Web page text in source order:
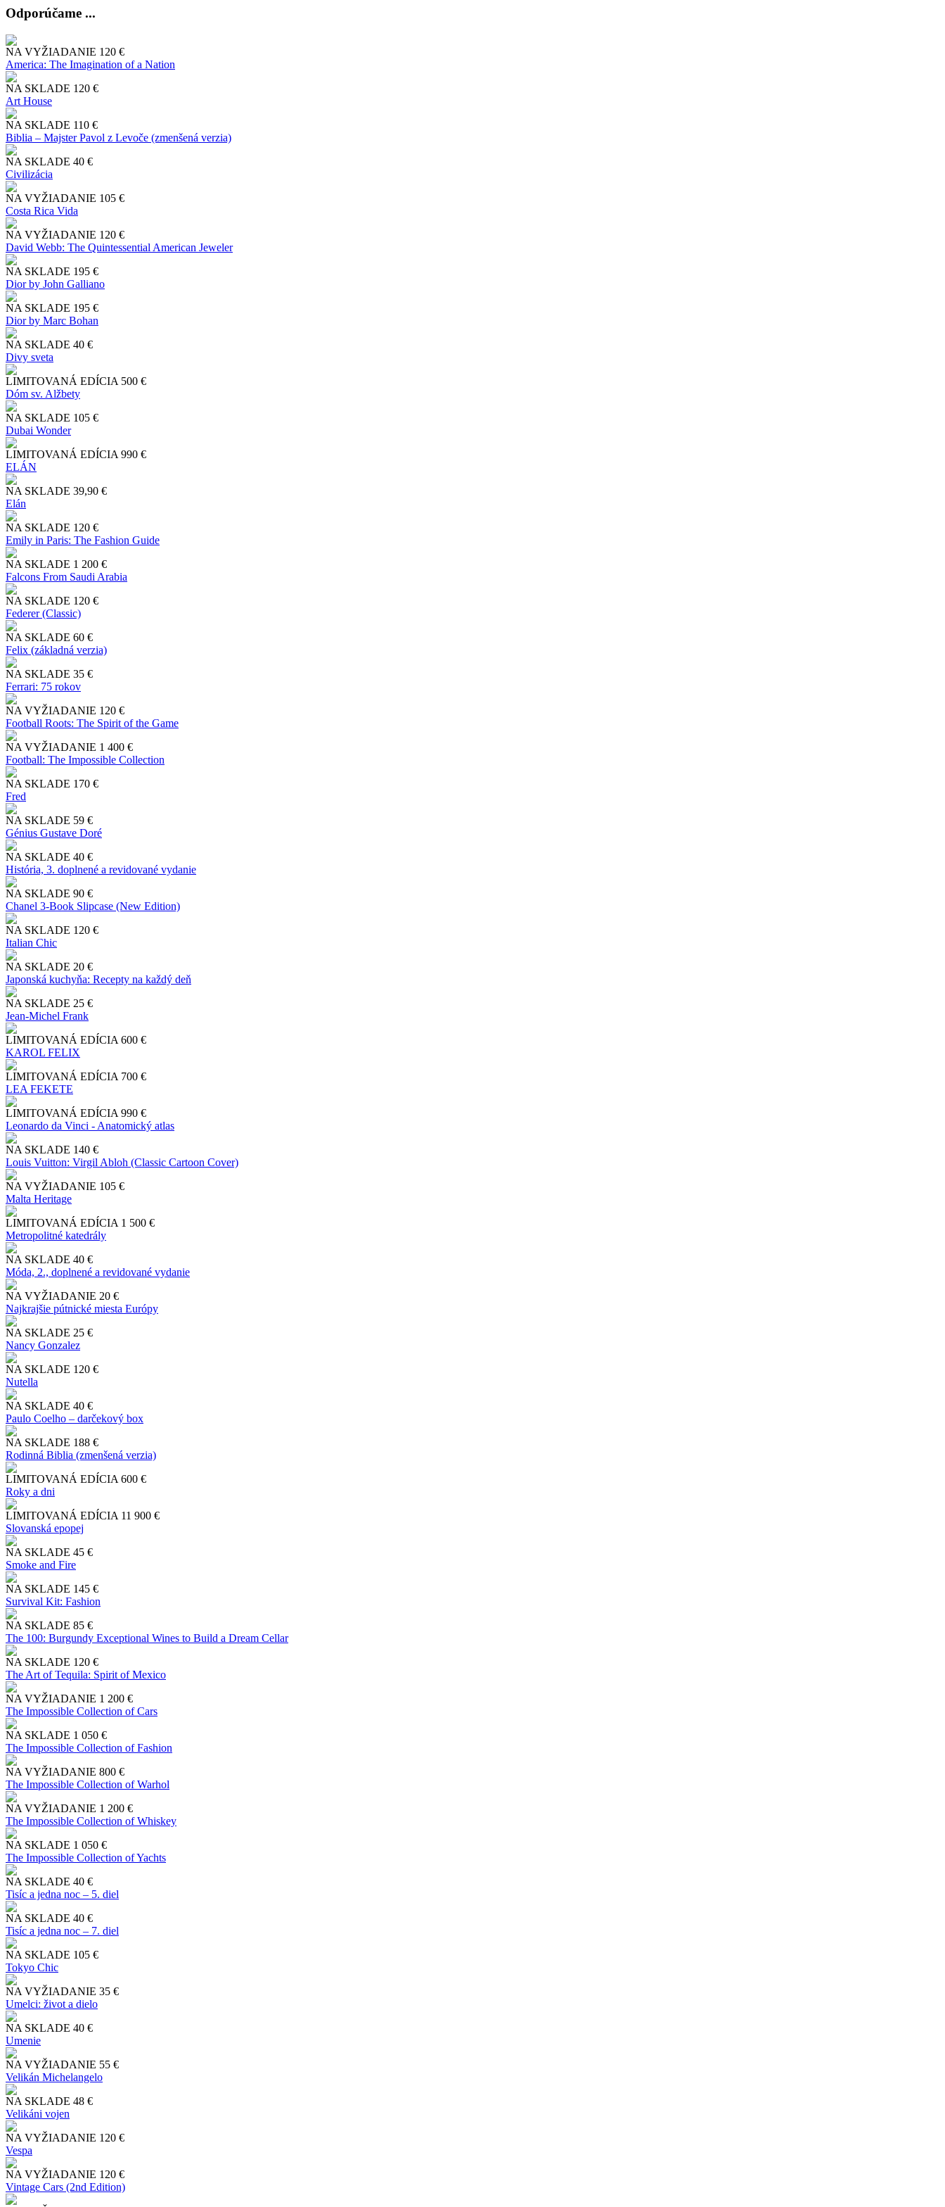
Odporúčame ...
NA VYŽIADANIE 120 €
America: The Imagination of a Nation
NA SKLADE 120 €
Art House
NA SKLADE 110 €
Biblia – Majster Pavol z Levoče (zmenšená verzia)
NA SKLADE 40 €
Civilizácia
NA VYŽIADANIE 105 €
Costa Rica Vida
NA VYŽIADANIE 120 €
David Webb: The Quintessential American Jeweler
NA SKLADE 195 €
Dior by John Galliano
NA SKLADE 195 €
Dior by Marc Bohan
NA SKLADE 40 €
Divy sveta
LIMITOVANÁ EDÍCIA 500 €
Dóm sv. Alžbety
NA SKLADE 105 €
Dubai Wonder
LIMITOVANÁ EDÍCIA 990 €
ELÁN
NA SKLADE 39,90 €
Elán
NA SKLADE 120 €
Emily in Paris: The Fashion Guide
NA SKLADE 1 200 €
Falcons From Saudi Arabia
NA SKLADE 120 €
Federer (Classic)
NA SKLADE 60 €
Felix (základná verzia)
NA SKLADE 35 €
Ferrari: 75 rokov
NA VYŽIADANIE 120 €
Football Roots: The Spirit of the Game
NA VYŽIADANIE 1 400 €
Football: The Impossible Collection
NA SKLADE 170 €
Fred
NA SKLADE 59 €
Génius Gustave Doré
NA SKLADE 40 €
História, 3. doplnené a revidované vydanie
NA SKLADE 90 €
Chanel 3-Book Slipcase (New Edition)
NA SKLADE 120 €
Italian Chic
NA SKLADE 20 €
Japonská kuchyňa: Recepty na každý deň
NA SKLADE 25 €
Jean-Michel Frank
LIMITOVANÁ EDÍCIA 600 €
KAROL FELIX
LIMITOVANÁ EDÍCIA 700 €
LEA FEKETE
LIMITOVANÁ EDÍCIA 990 €
Leonardo da Vinci - Anatomický atlas
NA SKLADE 140 €
Louis Vuitton: Virgil Abloh (Classic Cartoon Cover)
NA VYŽIADANIE 105 €
Malta Heritage
LIMITOVANÁ EDÍCIA 1 500 €
Metropolitné katedrály
NA SKLADE 40 €
Móda, 2., doplnené a revidované vydanie
NA VYŽIADANIE 20 €
Najkrajšie pútnické miesta Európy
NA SKLADE 25 €
Nancy Gonzalez
NA SKLADE 120 €
Nutella
NA SKLADE 40 €
Paulo Coelho – darčekový box
NA SKLADE 188 €
Rodinná Biblia (zmenšená verzia)
LIMITOVANÁ EDÍCIA 600 €
Roky a dni
LIMITOVANÁ EDÍCIA 11 900 €
Slo​vanská epopej
NA SKLADE 45 €
Smoke and Fire
NA SKLADE 145 €
Survival Kit: Fashion
NA SKLADE 85 €
The 100: Burgundy Exceptional Wines to Build a Dream Cellar
NA SKLADE 120 €
The Art of Tequila: Spirit of Mexico
NA VYŽIADANIE 1 200 €
The Impossible Collection of Cars
NA SKLADE 1 050 €
The Impossible Collection of Fashion
NA VYŽIADANIE 800 €
The Impossible Collection of Warhol
NA VYŽIADANIE 1 200 €
The Impossible Collection of Whiskey
NA SKLADE 1 050 €
The Impossible Collection of Yachts
NA SKLADE 40 €
Tisíc a jedna noc – 5. diel
NA SKLADE 40 €
Tisíc a jedna noc – 7. diel
NA SKLADE 105 €
Tokyo Chic
NA VYŽIADANIE 35 €
Umelci: život a dielo
NA SKLADE 40 €
Umenie
NA VYŽIADANIE 55 €
Velikán Michelangelo
NA SKLADE 48 €
Velikáni vojen
NA VYŽIADANIE 120 €
Vespa
NA VYŽIADANIE 120 €
Vintage Cars (2nd Edition)